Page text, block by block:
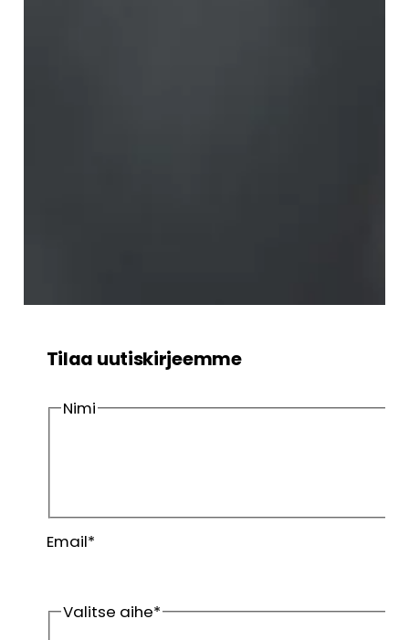
Tilaa uutiskirjeemme
Nimi
Sukunimi
Email*
Valitse aihe*